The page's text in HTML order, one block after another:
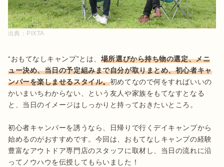
出典： PIXTA
“おもてなしキャンプ”とは、 場所選びから持ち物の選定、メニ
ュー決め、当日の予定組みまで自分が取りまとめ、初心者キャ
ンパーを楽しませるスタイル。初めてなので何をすればいいの
かいまいちわからない、という友人や家族をもてなすとなる
と、当日のイメージはしっかりと持っておきたいところ。
初心者キャンパーを誘うなら、日帰りで行くデイキャンプから
始めるのがおすすめです。今回は、おもてなしキャンプの経験
豊富なアウトドア専門店のスタッフに取材し、当日の流れに沿
ってノウハウを伝授してもらいました！